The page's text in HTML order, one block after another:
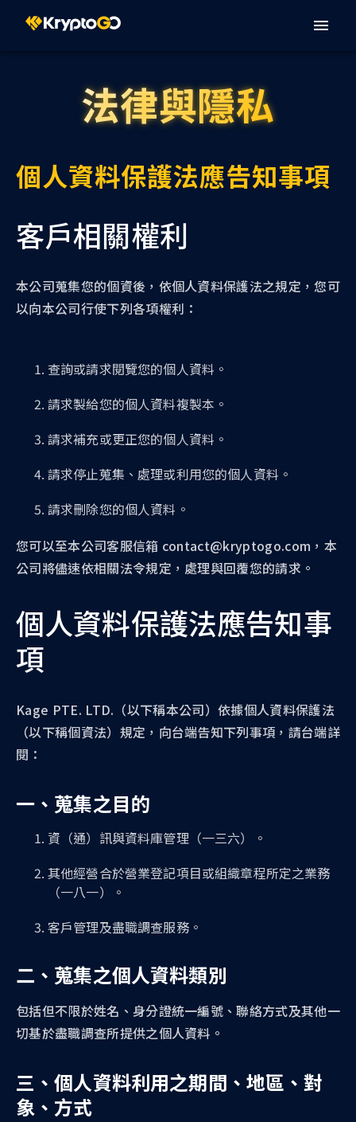
法律與隱私
個人資料保護法應告知事項
客戶相關權利
本公司蒐集您的個資後，依個人資料保護法之規定，您可
以向本公司行使下列各項權利：
查詢或請求閱覽您的個人資料。
請求製給您的個人資料複製本。
請求補充或更正您的個人資料。
請求停止蒐集、處理或利用您的個人資料。
請求刪除您的個人資料。
您可以至本公司客服信箱 contact@kryptogo.com，本
公司將儘速依相關法令規定，處理與回覆您的請求。
個人資料保護法應告知事
項
Kage PTE. LTD.（以下稱本公司）依據個人資料保護法
（以下稱個資法）規定，向台端告知下列事項，請台端詳
閱：
一、蒐集之目的
資（通）訊與資料庫管理（一三六）。
其他經營合於營業登記項目或組織章程所定之業務
（一八一）。
客戶管理及盡職調查服務。
二、蒐集之個人資料類別
包括但不限於姓名、身分證統一編號、聯絡方式及其他一
切基於盡職調查所提供之個人資料。
三、個人資料利用之期間、地區、對
象、方式